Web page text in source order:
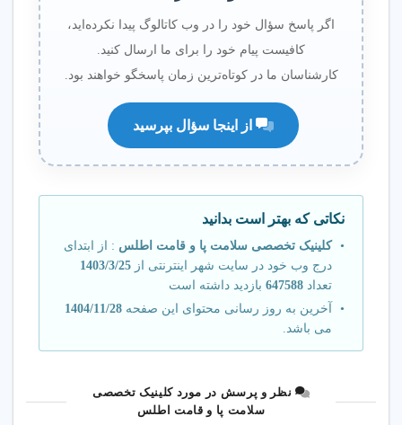
اگر پاسخ سؤال خود را در وب کاتالوگ پیدا نکرده‌اید،
کافیست پیام خود را برای ما ارسال کنید.
کارشناسان ما در کوتاه‌ترین زمان پاسخگو خواهند بود.
نکاتی که بهتر است بدانید
کلینیک تخصصی سلامت پا و قامت اطلس : از ابتدای
درج وب خود در سایت شهر اینترنتی از 1403/3/25
تعداد 647588 بازدید داشته است
آخرین به روز رسانی محتوای این صفحه 1404/11/28
می باشد.
نظر و پرسش در مورد کلینیک تخصصی
سلامت پا و قامت اطلس